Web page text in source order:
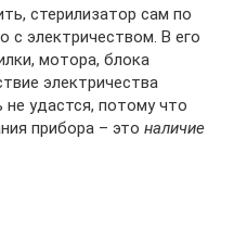
стерилизатор сам по
с электричеством. В его
мотора, блока
электричества
удастся, потому что
прибора – это наличие